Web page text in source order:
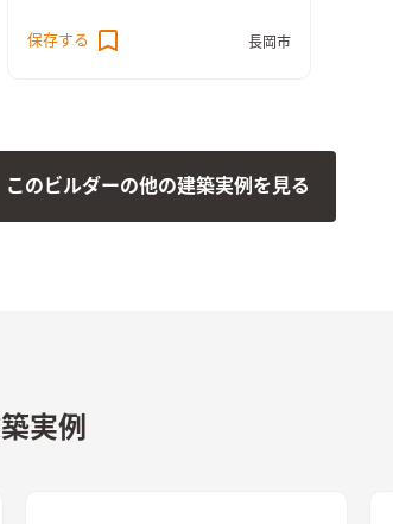
ルのキッチン背面の造作棚には、お気
保存する 長岡市
このビルダーの他の建築実例を見る
実例